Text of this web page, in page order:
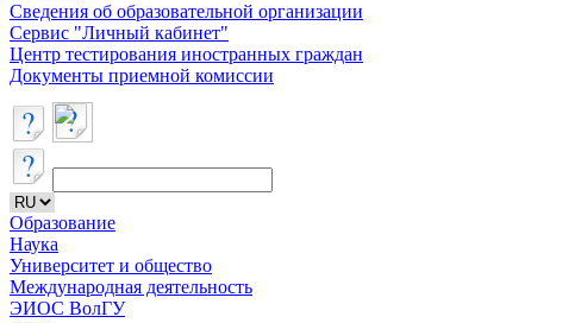
Сведения об образовательной организации
Сервис "Личный кабинет"
Центр тестирования иностранных граждан
Документы приемной комиссии
Образование
Наука
Университет и общество
Международная деятельность
ЭИОС ВолГУ